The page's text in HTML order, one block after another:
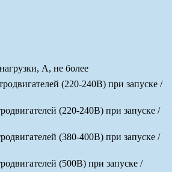
А, не более
(220-240В) при запуске /
(220-240В) при запуске /
(380-400В) при запуске /
(500В) при запуске /